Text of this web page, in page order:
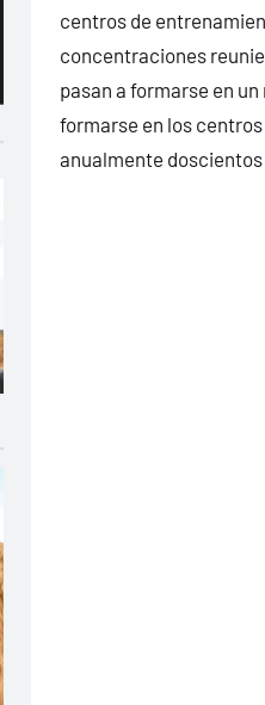
centros de
concentraciones
pasan a formarse en
formarse en los
anualmente doscientos